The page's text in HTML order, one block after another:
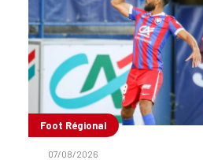
Foot Régional
07/08/2026